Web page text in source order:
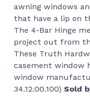
awning windows
that have a lip on
The 4-Bar Hinge
project out from
These Truth
casement window
window
34.12.00.100) Sold